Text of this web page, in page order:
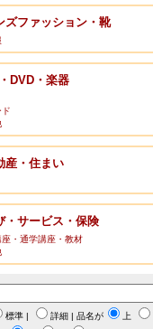
ズファッション・靴
DVD・楽器
ド
産・住まい
・サービス・保険
座・通学講座・教材
標準 | 詳細 | 品名が 上